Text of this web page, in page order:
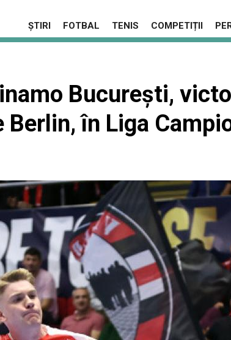
ȘTIRI FOTBAL TENIS COMPETIȚII
București,
Berlin, în Liga